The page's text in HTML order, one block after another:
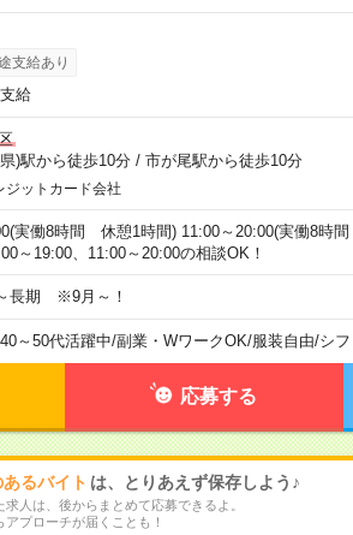
支給あり
給
)駅から徒歩10分/ 市が尾駅から徒歩10分
ットカード会社
実働8時間 休憩1時間) 11:00～20:00(実働8時
19:00、11:00～20:00の相談OK！
長期 ※9月～！
40～50代活躍中/副業・WワークOK/服装自由/シ
応募する
るバイト は、とりあえず保存しよう♪
求人は、後からまとめて応募できるよ。
アプローチが届くことも！